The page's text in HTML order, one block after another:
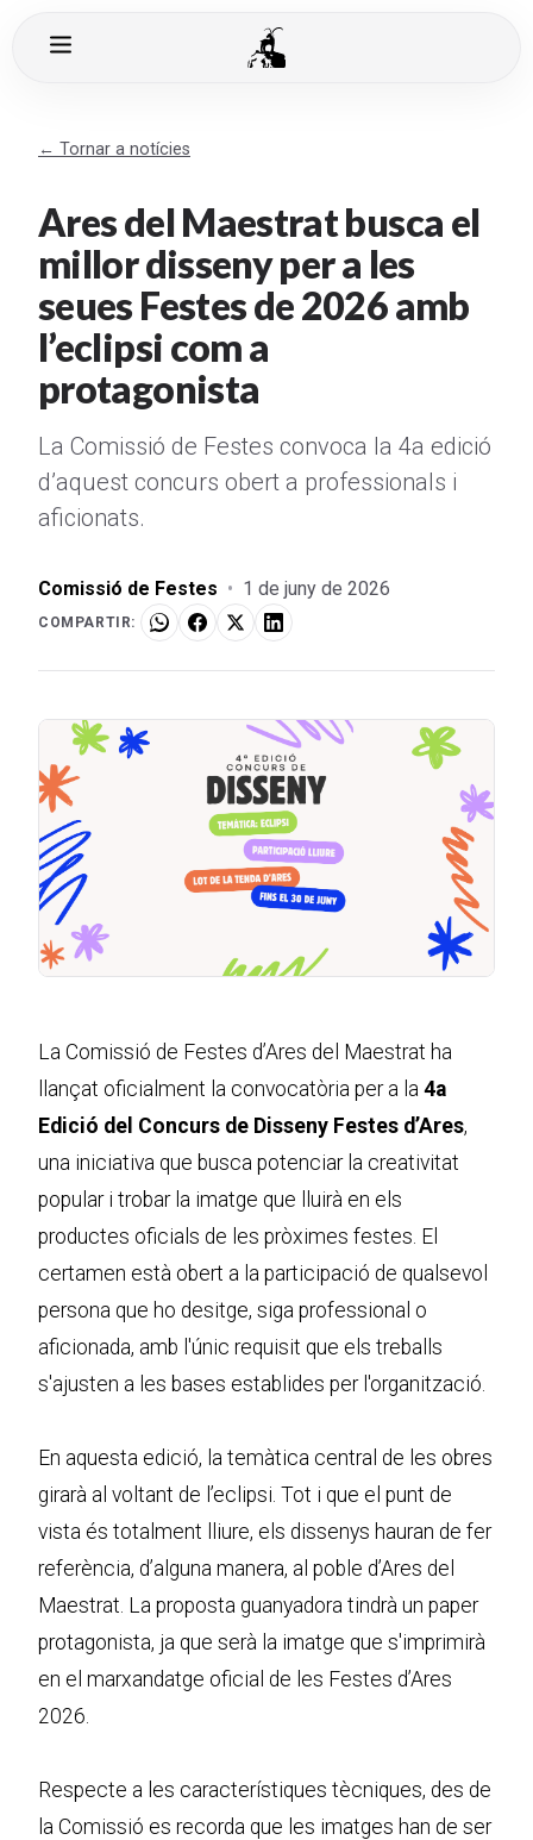
← Tornar a notícies
Ares del Maestrat busca el
millor disseny per a les
seues Festes de 2026 amb
l’eclipsi com a
protagonista
La Comissió de Festes convoca la 4a edició
d’aquest concurs obert a professionals i
aficionats.
Comissió de Festes • 1 de juny de 2026
COMPARTIR:
La Comissió de Festes d’Ares del Maestrat ha
llançat oficialment la convocatòria per a la 4a
Edició del Concurs de Disseny Festes d’Ares,
una iniciativa que busca potenciar la creativitat
popular i trobar la imatge que lluirà en els
productes oficials de les pròximes festes. El
certamen està obert a la participació de qualsevol
persona que ho desitge, siga professional o
aficionada, amb l'únic requisit que els treballs
s'ajusten a les bases establides per l'organització.
En aquesta edició, la temàtica central de les obres
girarà al voltant de l’eclipsi. Tot i que el punt de
vista és totalment lliure, els dissenys hauran de fer
referència, d’alguna manera, al poble d’Ares del
Maestrat. La proposta guanyadora tindrà un paper
protagonista, ja que serà la imatge que s'imprimirà
en el marxandatge oficial de les Festes d’Ares
2026.
Respecte a les característiques tècniques, des de
la Comissió es recorda que les imatges han de ser